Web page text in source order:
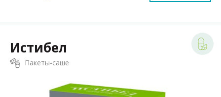
Истибел
Пакеты-саше